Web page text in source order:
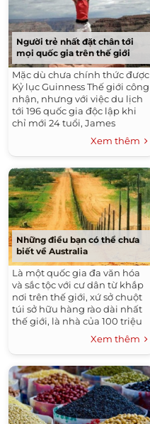
Người trẻ nhất đặt chân tới
mọi quốc gia trên thế giới
Mặc dù chưa chính thức được
Kỷ lục Guinness Thế giới công
nhận, nhưng với việc du lịch
tới 196 quốc gia độc lập khi
chỉ mới 24 tuổi, James
Asquith rất có thể sẽ là người
trẻ nhất đặt chân đến mọi
quốc gia.
Xem thêm
Những điều bạn có thể chưa
biết về Australia
Là một quốc gia đa văn hóa
và sắc tộc với cư dân từ khắp
nơi trên thế giới, xứ sở chuột
túi sở hữu hàng rào dài nhất
thế giới, là nhà của 100 triệu
Xem thêm